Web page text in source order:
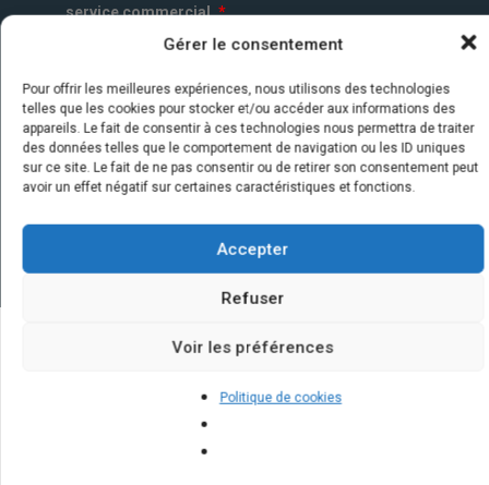
Gérer le consentement
Pour offrir les meilleures expériences, nous utilisons des technologies
telles que les cookies pour stocker et/ou accéder aux informations des
appareils. Le fait de consentir à ces technologies nous permettra de traiter
des données telles que le comportement de navigation ou les ID uniques
sur ce site. Le fait de ne pas consentir ou de retirer son consentement peut
avoir un effet négatif sur certaines caractéristiques et fonctions.
Accepter
Refuser
Voir les préférences
Politique de cookies
service commercial.*
Quelques infos sur nos centrales
solaires : questions et réponses